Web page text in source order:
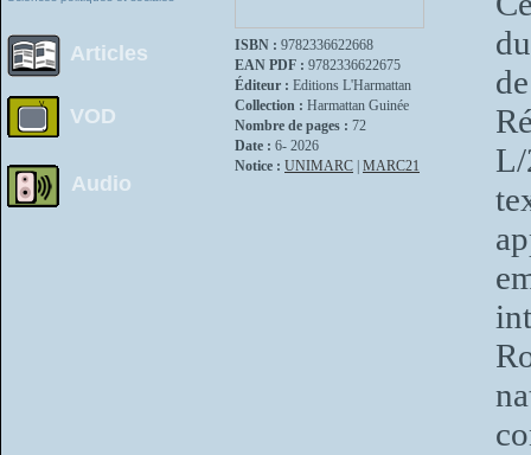
Articles
VOD
Audio
ISBN : 9782336622668
EAN PDF : 9782336622675
Éditeur : Editions L'Harmattan
Collection : Harmattan Guinée
Nombre de pages : 72
Date : 6- 2026
Notice : UNIMARC MARC21